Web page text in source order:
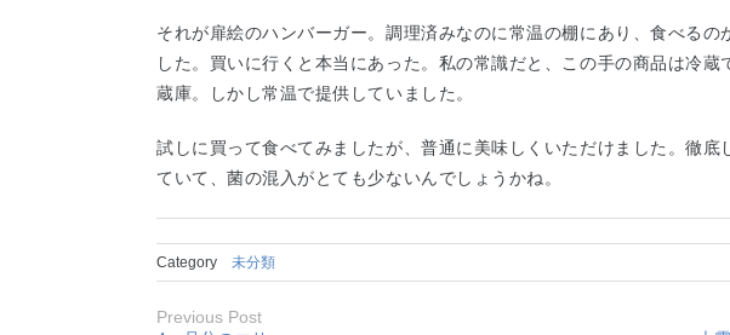
それが扉絵のハンバーガー。調理済みなのに常温の棚にあり、食べるの
した。買いに行くと本当にあった。私の常識だと、この手の商品は冷蔵
蔵庫。しかし常温で提供していました。
試しに買って食べてみましたが、普通に美味しくいただけました。徹底
ていて、菌の混入がとても少ないんでしょうかね。
Category 未分類
Previous Post